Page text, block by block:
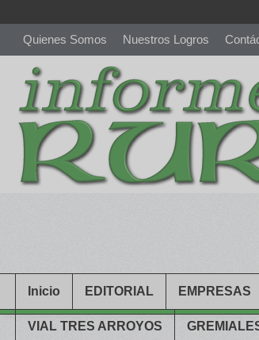
Quienes Somos Nuestros Logros
richardmillereplica is also available with
Inicio EDITORIAL EMPRESAS
VIAL TRES ARROYOS